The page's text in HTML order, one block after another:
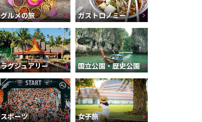
グルメの旅 ガストロノミー
ラグジュアリー 国立公園・歴史公園
スポーツ 女子旅